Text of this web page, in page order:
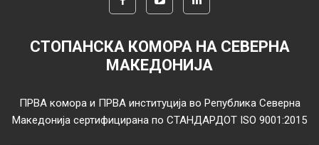
СТОПАНСКА КОМОРА НА СЕВЕРНА
МАКЕДОНИЈА
ПРВА комора и ПРВА институција во Република Северна
Македонија сертифицирана по СТАНДАРДОТ ISO 9001:2015